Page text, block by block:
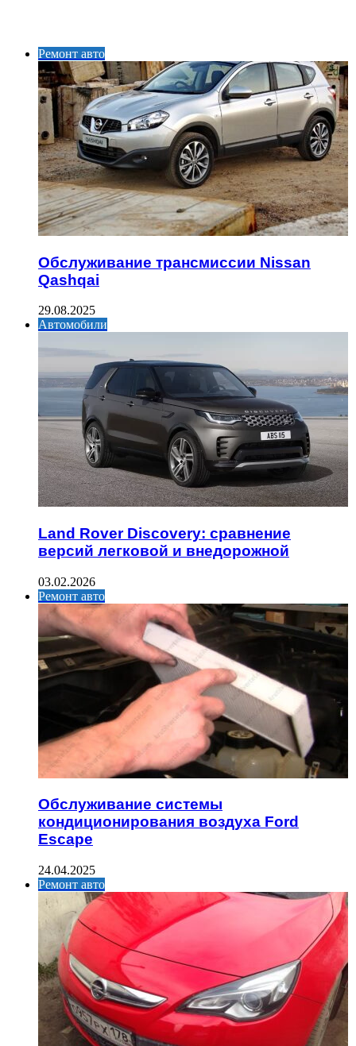
Ремонт авто
Обслуживание трансмиссии Nissan
Qashqai
29.08.2025
Автомобили
Land Rover Discovery: сравнение
версий легковой и внедорожной
03.02.2026
Ремонт авто
Обслуживание системы
кондиционирования воздуха Ford
Escape
24.04.2025
Ремонт авто